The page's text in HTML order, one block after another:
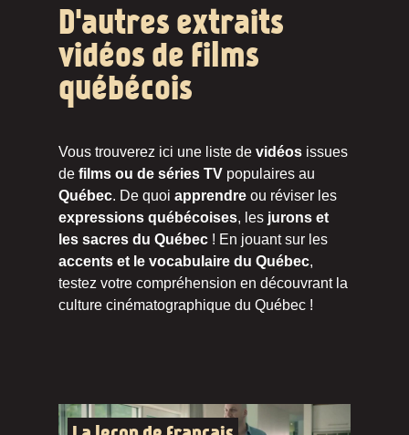
D'autres extraits
vidéos de films
québécois
Vous trouverez ici une liste de vidéos issues
de films ou de séries TV populaires au
Québec. De quoi apprendre ou réviser les
expressions québécoises, les jurons et
les sacres du Québec ! En jouant sur les
accents et le vocabulaire du Québec,
testez votre compréhension en découvrant la
culture cinématographique du Québec !